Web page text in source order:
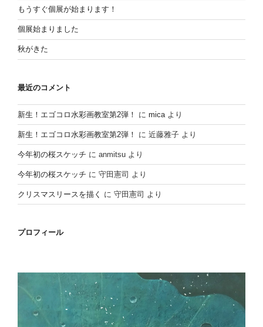
もうすぐ個展が始まります！
個展始まりました
秋がきた
最近のコメント
新生！エゴコロ水彩画教室第2弾！ に mica より
新生！エゴコロ水彩画教室第2弾！ に 近藤雅子 より
今年初の桜スケッチ に anmitsu より
今年初の桜スケッチ に 守田憲司 より
クリスマスリースを描く に 守田憲司 より
プロフィール